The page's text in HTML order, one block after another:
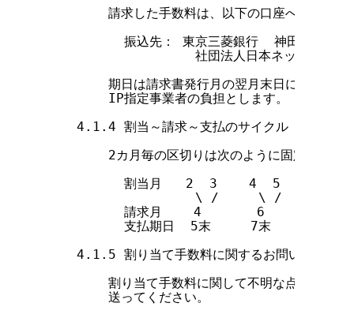
請求した手数料は、以下の口座へ振り込ん
振込先： 東京三菱銀行  神田橋支店
社団法人日本ネットワーク
期日は請求書発行月の翌月末日になります
        IP指定事業者の負担とします。
    4.1.4 割当～請求～支払のサイクル
2カ月毎の区切りは次のように固定してい
割当月   2  3    4  5    6
\ /     \ /     \ /
請求月    4       6       8
支払期日  5末     7末     9末
    4.1.5 割り当て手数料に関するお問い合わせ
割り当て手数料に関して不明な点がある場
        送ってください。